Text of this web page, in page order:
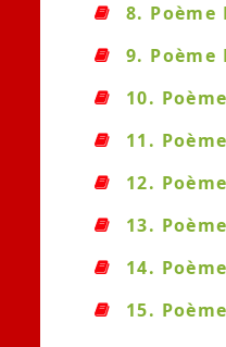
8. Poème
9. Poème
10.
11.
12.
13.
14.
15.